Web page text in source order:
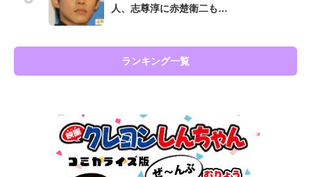
人、志尊淳に赤楚衛二も…
ランキング一覧